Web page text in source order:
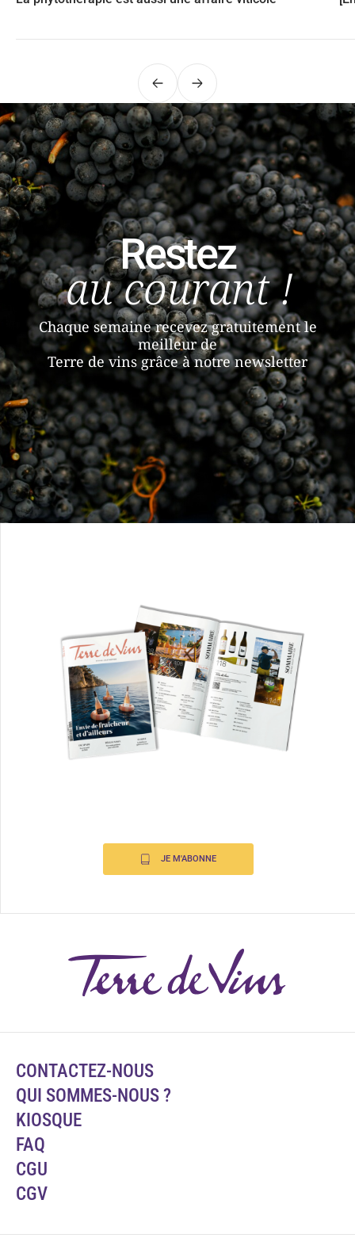
PrécédentSuivant
Restez
au courant !
Chaque semaine recevez gratuitement le
meilleur de
Terre de vins grâce à notre newsletter
JE M'ABONNE
CONTACTEZ-NOUS
QUI SOMMES-NOUS ?
KIOSQUE
FAQ
CGU
CGV